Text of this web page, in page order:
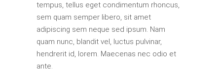
tempus, tellus eget condimentum rhoncus,
sem quam semper libero, sit amet
adipiscing sem neque sed ipsum. Nam
quam nunc, blandit vel, luctus pulvinar,
hendrerit id, lorem. Maecenas nec odio et
ante.